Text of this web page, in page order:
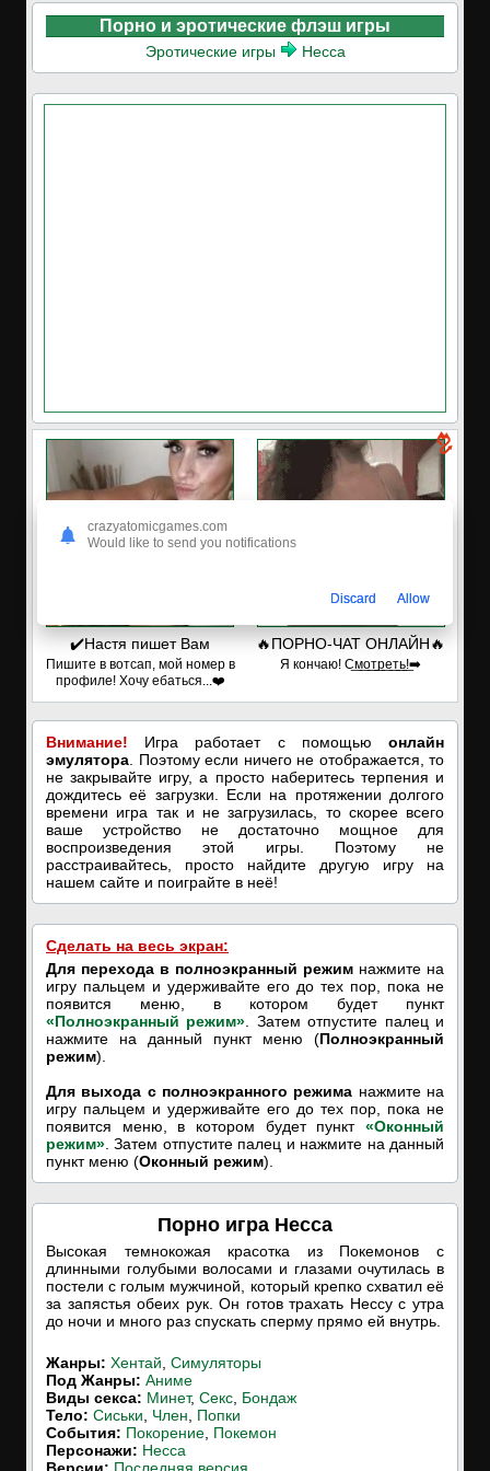
Порно и эротические флэш игры
Эротические игры Несса
✔️Настя пишет Вам
Пишите в вотсап, мой номер в
профиле! Хочу ебаться...❤️
🔥ПОРНО-ЧАТ ОНЛАЙН🔥
Я кончаю! С͟м͟о͟т͟р͟е͟т͟ь͟!➡️
Внимание! Игра работает с помощью онлайн
эмулятора . Поэтому если ничего не отображается, то
не закрывайте игру, а просто наберитесь терпения и
дождитесь её загрузки. Если на протяжении долгого
времени игра так и не загрузилась, то скорее всего
ваше устройство не достаточно мощное для
воспроизведения этой игры. Поэтому не
расстраивайтесь, просто найдите другую игру на
нашем сайте и поиграйте в неё!
Сделать на весь экран:
Для перехода в полноэкранный режим нажмите на
игру пальцем и удерживайте его до тех пор, пока не
появится меню, в котором будет пункт
«Полноэкранный режим» . Затем отпустите палец и
нажмите на данный пункт меню (Полноэкранный
режим).
Для выхода с полноэкранного режима нажмите на
игру пальцем и удерживайте его до тех пор, пока не
появится меню, в котором будет пункт «Оконный
режим» . Затем отпустите палец и нажмите на данный
пункт меню (Оконный режим).
Порно игра Несса
Высокая темнокожая красотка из Покемонов с
длинными голубыми волосами и глазами очутилась в
постели с голым мужчиной, который крепко схватил её
за запястья обеих рук. Он готов трахать Нессу с утра
до ночи и много раз спускать сперму прямо ей внутрь.
Жанры: Хентай Симуляторы
Под Жанры: Аниме
Виды секса: Минет, Секс Бондаж
Тело: Сиськи Член
Попки
События: Покорение Покемон
Персонажи: Несса
crazyatomicgames.com
Would like to send you notifications
Discard Allow